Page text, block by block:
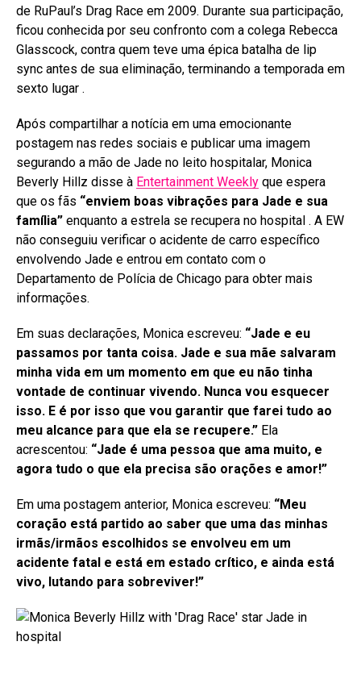
de RuPaul’s Drag Race em 2009. Durante sua participação,
ficou conhecida por seu confronto com a colega Rebecca
Glasscock, contra quem teve uma épica batalha de lip
sync antes de sua eliminação, terminando a temporada em
sexto lugar .
Após compartilhar a notícia em uma emocionante
postagem nas redes sociais e publicar uma imagem
segurando a mão de Jade no leito hospitalar, Monica
Beverly Hillz disse à Entertainment Weekly que espera
que os fãs “enviem boas vibrações para Jade e sua
família” enquanto a estrela se recupera no hospital . A EW
não conseguiu verificar o acidente de carro específico
envolvendo Jade e entrou em contato com o
Departamento de Polícia de Chicago para obter mais
informações.
Em suas declarações, Monica escreveu: “Jade e eu
passamos por tanta coisa. Jade e sua mãe salvaram
minha vida em um momento em que eu não tinha
vontade de continuar vivendo. Nunca vou esquecer
isso. E é por isso que vou garantir que farei tudo ao
meu alcance para que ela se recupere.” Ela
acrescentou: “Jade é uma pessoa que ama muito, e
agora tudo o que ela precisa são orações e amor!”
Em uma postagem anterior, Monica escreveu: “Meu
coração está partido ao saber que uma das minhas
irmãs/irmãos escolhidos se envolveu em um
acidente fatal e está em estado crítico, e ainda está
vivo, lutando para sobreviver!”